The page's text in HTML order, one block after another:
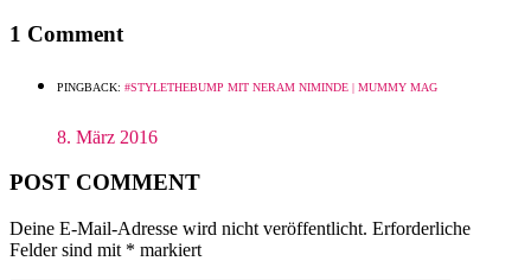
1 Comment
PINGBACK: #STYLETHEBUMP MIT NERAM NIMINDE | MUMMY MAG
8. März 2016
POST COMMENT
Deine E-Mail-Adresse wird nicht veröffentlicht. Erforderliche
Felder sind mit * markiert